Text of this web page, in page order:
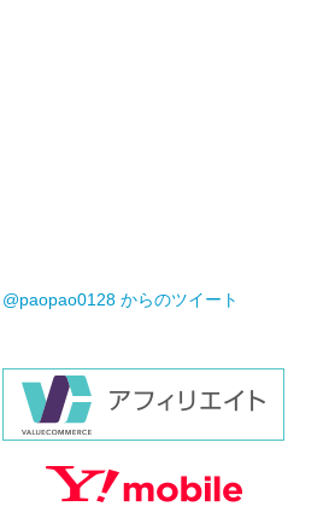
@paopao0128 からのツイート